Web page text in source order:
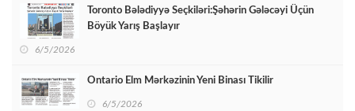
Toronto Bələdiyyə Seçkiləri:Şəhərin Gələcəyi Üçün
Böyük Yarış Başlayır
6/5/2026
Ontario Elm Mərkəzinin Yeni Binası Tikilir
6/5/2026